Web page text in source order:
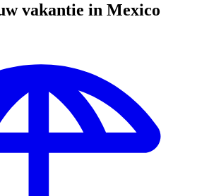
vakantie in Mexico